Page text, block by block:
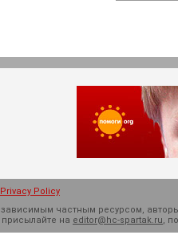
Policy
частным ресурсом,
присылайте на editor@hc-spartak.ru,